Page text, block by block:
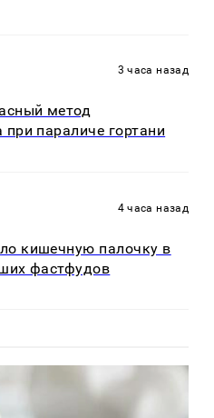
3 часа назад
метод
при параличе гортани
4 часа назад
кишечную палочку в
фастфудов